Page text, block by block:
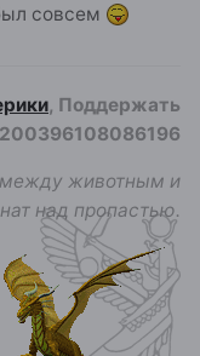
совсем
, Поддержать
между животным и
над пропастью.